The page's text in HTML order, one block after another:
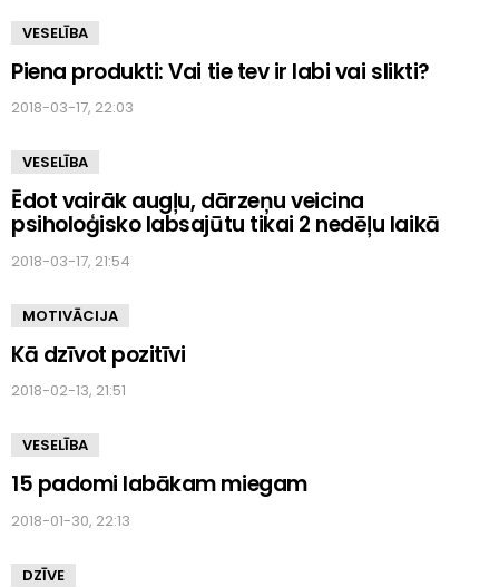
VESELĪBA
Piena produkti: Vai tie tev ir labi vai slikti?
2018-03-17, 22:03
VESELĪBA
Ēdot vairāk augļu, dārzeņu veicina
psiholoģisko labsajūtu tikai 2 nedēļu laikā
2018-03-17, 21:54
MOTIVĀCIJA
Kā dzīvot pozitīvi
2018-02-13, 21:51
VESELĪBA
15 padomi labākam miegam
2018-01-30, 22:13
DZĪVE